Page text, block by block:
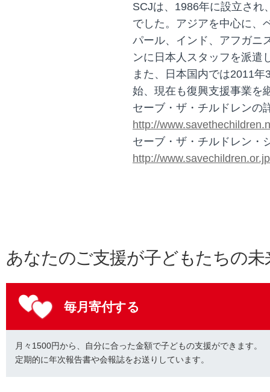
SCJは、1986年に設立され
でした。アジアを中心に、
パール、インド、アフガニ
ンに日本人スタッフを派遣
また、日本国内では2011
始、現在も復興支援事業を
セーブ・ザ・チルドレンの
http://
セーブ・ザ・チルドレン・
http://www.savechildren.or.jp
あなたのご支援が子どもたちの
毎月寄付する
月々1500円から、自分に合った金額で子どもの支援ができます。
定期的に年次報告書や会報誌をお送りしています。